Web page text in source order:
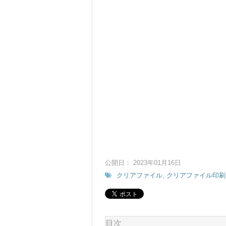
公開日： 2023年01月16日
クリアファイル クリアファイル印刷
目次